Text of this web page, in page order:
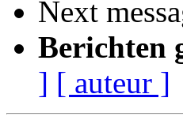
Next
Berichten
] [ auteur ]